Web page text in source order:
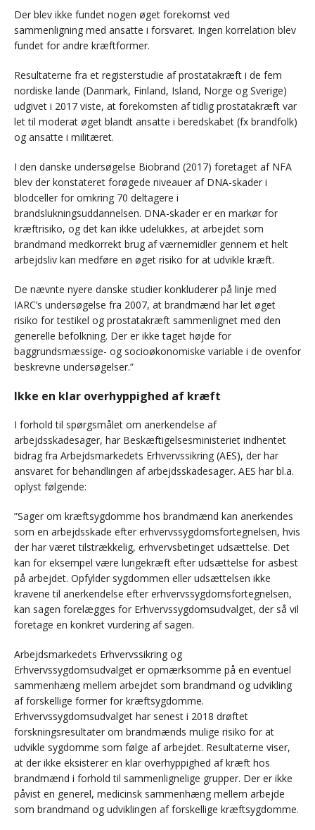
Der blev ikke fundet nogen øget forekomst ved
sammenligning med ansatte i forsvaret. Ingen korrelation blev
fundet for andre kræftformer.
Resultaterne fra et registerstudie af prostatakræft i de fem
nordiske lande (Danmark, Finland, Island, Norge og Sverige)
udgivet i 2017 viste, at forekomsten af tidlig prostatakræft var
let til moderat øget blandt ansatte i beredskabet (fx brandfolk)
og ansatte i militæret.
I den danske undersøgelse Biobrand (2017) foretaget af NFA
blev der konstateret forøgede niveauer af DNA-skader i
blodceller for omkring 70 deltagere i
brandslukningsuddannelsen. DNA-skader er en markør for
kræftrisiko, og det kan ikke udelukkes, at arbejdet som
brandmand medkorrekt brug af værnemidler gennem et helt
arbejdsliv kan medføre en øget risiko for at udvikle kræft.
De nævnte nyere danske studier konkluderer på linje med
IARC’s undersøgelse fra 2007, at brandmænd har let øget
risiko for testikel og prostatakræft sammenlignet med den
generelle befolkning. Der er ikke taget højde for
baggrundsmæssige- og socioøkonomiske variable i de ovenfor
beskrevne undersøgelser.”
Ikke en klar overhyppighed af kræft
I forhold til spørgsmålet om anerkendelse af
arbejdsskadesager, har Beskæftigelsesministeriet indhentet
bidrag fra Arbejdsmarkedets Erhvervssikring (AES), der har
ansvaret for behandlingen af arbejdsskadesager. AES har bl.a.
oplyst følgende:
”Sager om kræftsygdomme hos brandmænd kan anerkendes
som en arbejdsskade efter erhvervssygdomsfortegnelsen, hvis
der har været tilstrækkelig, erhvervsbetinget udsættelse. Det
kan for eksempel være lungekræft efter udsættelse for asbest
på arbejdet. Opfylder sygdommen eller udsættelsen ikke
kravene til anerkendelse efter erhvervssygdomsfortegnelsen,
kan sagen forelægges for Erhvervssygdomsudvalget, der så vil
foretage en konkret vurdering af sagen.
Arbejdsmarkedets Erhvervssikring og
Erhvervssygdomsudvalget er opmærksomme på en eventuel
sammenhæng mellem arbejdet som brandmand og udvikling
af forskellige former for kræftsygdomme.
Erhvervssygdomsudvalget har senest i 2018 drøftet
forskningsresultater om brandmænds mulige risiko for at
udvikle sygdomme som følge af arbejdet. Resultaterne viser,
at der ikke eksisterer en klar overhyppighed af kræft hos
brandmænd i forhold til sammenlignelige grupper. Der er ikke
påvist en generel, medicinsk sammenhæng mellem arbejde
som brandmand og udviklingen af forskellige kræftsygdomme.